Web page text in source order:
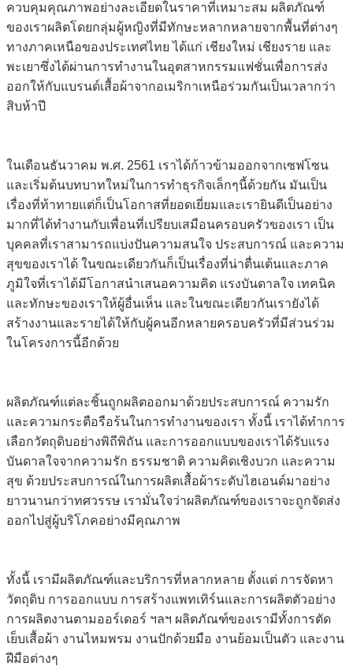
ควบคุมคุณภาพอย่างละเอียดในราคาที่เหมาะสม ผลิตภัณฑ์
ของเราผลิตโดยกลุ่มผู้หญิงที่มีทักษะหลากหลายจากพื้นที่ต่างๆ
ทางภาคเหนือของประเทศไทย ได้แก่ เชียงใหม่ เชียงราย และ
พะเยาซึ่งได้ผ่านการทำงานในอุตสาหกรรมแฟชั่นเพื่อการส่ง
ออกให้กับแบรนด์เสื้อผ้าจากอเมริกาเหนือร่วมกันเป็นเวลากว่า
สิบห้าปี
ในเดือนธันวาคม พ.ศ. 2561 เราได้ก้าวข้ามออกจากเซฟโซน
และเริ่มต้นบทบาทใหม่ในการทำธุรกิจเล็กๆนี้ด้วยกัน มันเป็น
เรื่องที่ท้าทายแต่ก็เป็นโอกาสที่ยอดเยี่ยมและเรายินดีเป็นอย่าง
มากที่ได้ทำงานกับเพื่อนที่เปรียบเสมือนครอบครัวของเรา เป็น
บุคคลที่เราสามารถแบ่งปันความสนใจ ประสบการณ์ และความ
สุขของเราได้ ในขณะเดียวกันก็เป็นเรื่องที่น่าตื่นเต้นและภาค
ภูมิใจที่เราได้มีโอกาสนำเสนอความคิด แรงบันดาลใจ เทคนิค
และทักษะของเราให้ผู้อื่นเห็น และในขณะเดียวกันเรายังได้
สร้างงานและรายได้ให้กับผู้คนอีกหลายครอบครัวที่มีส่วนร่วม
ในโครงการนี้อีกด้วย
ผลิตภัณฑ์แต่ละชิ้นถูกผลิตออกมาด้วยประสบการณ์ ความรัก
และความกระตือรือร้นในการทำงานของเรา ทั้งนี้ เราได้ทำการ
เลือกวัตถุดิบอย่างพิถีพิถัน และการออกแบบของเราได้รับแรง
บันดาลใจจากความรัก ธรรมชาติ ความคิดเชิงบวก และความ
สุข ด้วยประสบการณ์ในการผลิตเสื้อผ้าระดับไฮเอนด์มาอย่าง
ยาวนานกว่าทศวรรษ เรามั่นใจว่าผลิตภัณฑ์ของเราจะถูกจัดส่ง
ออกไปสู่ผู้บริโภคอย่างมีคุณภาพ
ทั้งนี้ เรามีผลิตภัณฑ์และบริการที่หลากหลาย ตั้งแต่ การจัดหา
วัตถุดิบ การออกแบบ การสร้างแพทเทิร์นและการผลิตตัวอย่าง
การผลิตงานตามออร์เดอร์ ฯลฯ ผลิตภัณฑ์ของเรามีทั้งการตัด
เย็บเสื้อผ้า งานไหมพรม งานปักด้วยมือ งานย้อมเป็นตัว และงาน
ฝีมือต่างๆ